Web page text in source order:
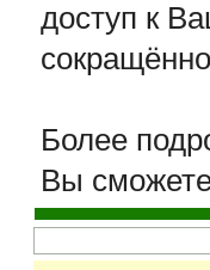
доступ к
Более
Вы